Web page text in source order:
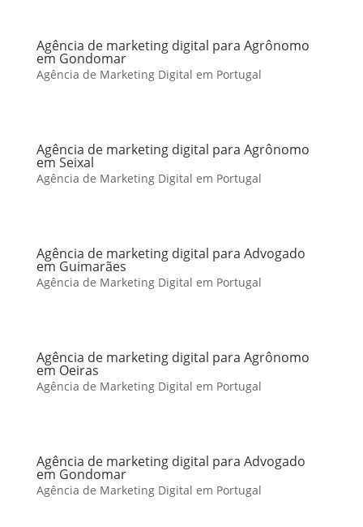
Agência de marketing digital para Agrônomo
em Gondomar
Agência de Marketing Digital em Portugal
Agência de marketing digital para Agrônomo
em Seixal
Agência de Marketing Digital em Portugal
Agência de marketing digital para Advogado
em Guimarães
Agência de Marketing Digital em Portugal
Agência de marketing digital para Agrônomo
em Oeiras
Agência de Marketing Digital em Portugal
Agência de marketing digital para Advogado
em Gondomar
Agência de Marketing Digital em Portugal